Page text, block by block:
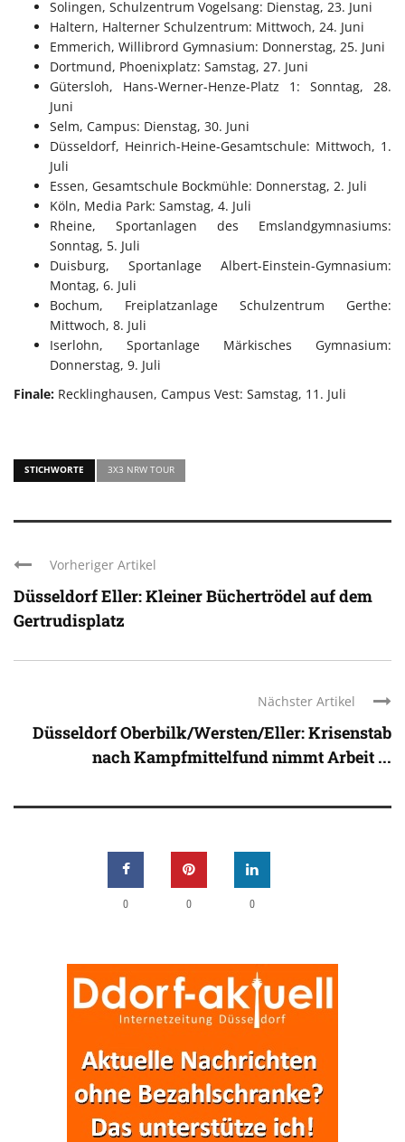
Solingen, Schulzentrum Vogelsang: Dienstag, 23. Juni
Haltern, Halterner Schulzentrum: Mittwoch, 24. Juni
Emmerich, Willibrord Gymnasium: Donnerstag, 25. Juni
Dortmund, Phoenixplatz: Samstag, 27. Juni
Gütersloh, Hans-Werner-Henze-Platz 1: Sonntag, 28.
Juni
Selm, Campus: Dienstag, 30. Juni
Düsseldorf, Heinrich-Heine-Gesamtschule: Mittwoch, 1.
Juli
Essen, Gesamtschule Bockmühle: Donnerstag, 2. Juli
Köln, Media Park: Samstag, 4. Juli
Rheine, Sportanlagen des Emslandgymnasiums:
Sonntag, 5. Juli
Duisburg, Sportanlage Albert-Einstein-Gymnasium:
Montag, 6. Juli
Bochum, Freiplatzanlage Schulzentrum Gerthe:
Mittwoch, 8. Juli
Iserlohn, Sportanlage Märkisches Gymnasium:
Donnerstag, 9. Juli
Finale: Recklinghausen, Campus Vest: Samstag, 11. Juli
STICHWORTE 3X3 NRW TOUR
Vorheriger Artikel
Düsseldorf Eller: Kleiner Büchertrödel auf dem
Gertrudisplatz
Nächster Artikel
Düsseldorf Oberbilk/Wersten/Eller: Krisenstab
nach Kampfmittelfund nimmt Arbeit ...
0 0 0